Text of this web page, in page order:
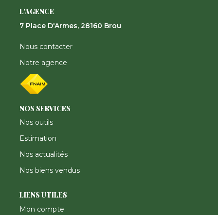
L'AGENCE
7 Place D'Armes, 28160 Brou
Nous contacter
Notre agence
NOS SERVICES
Nos outils
Estimation
Nos actualités
Nos biens vendus
LIENS UTILES
Mon compte